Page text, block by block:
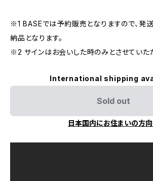
※1 BASEでは予約販売となりますので、発
納品となります。
※2 サインはお会いした時のみとさせていた
International shipping
Sold out
日本国内にお住まいの方